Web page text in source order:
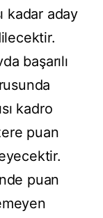
kadar aday
başarılı
kadro
puan
puan